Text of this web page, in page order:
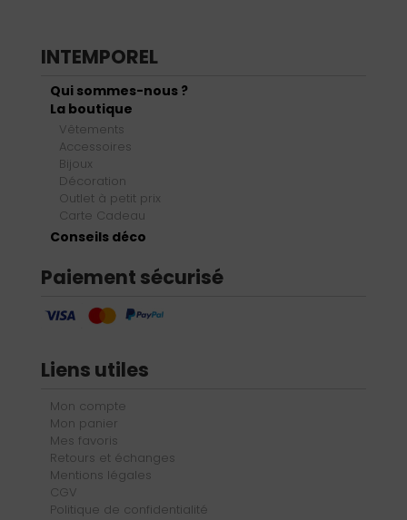
INTEMPOREL
Qui sommes-nous ?
La boutique
Vêtements
Accessoires
Bijoux
Décoration
Outlet à petit prix
Carte Cadeau
Conseils déco
Paiement sécurisé
Liens utiles
Mon compte
Mon panier
Mes favoris
Retours et échanges
Mentions légales
CGV
Politique de confidentialité